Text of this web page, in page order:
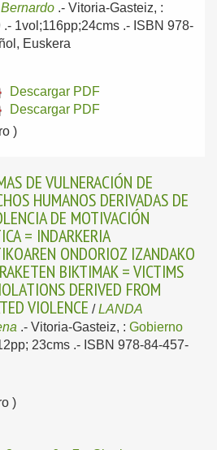
.- Vitoria-Gasteiz, :
.- 1vol;116pp;24cms .- ISBN 978-
Euskera
Descargar PDF
Descargar PDF
)
DE VULNERACIÓN DE
HUMANOS DERIVADAS DE
DE MOTIVACIÓN
= INDARKERIA
ONDORIOZ IZANDAKO
BIKTIMAK = VICTIMS
DERIVED FROM
VIOLENCE /LANDA
.- Vitoria-Gasteiz, : Gobierno
23cms .- ISBN 978-84-457-
)